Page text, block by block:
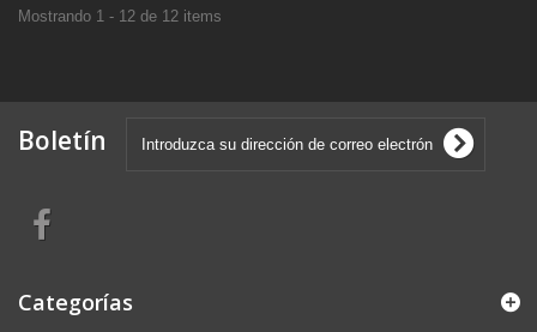
Mostrando 1 - 12 de 12 items
Boletín
Categorías